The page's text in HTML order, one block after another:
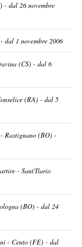
- dal 26 novembre
1 novembre 2006
(CS) - dal 6
(RA) - dal 5
Rastignano (BO) -
- Sant'Ilario
(BO) - dal 24
- Cento (FE) - dal